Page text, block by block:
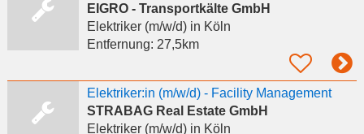
EIGRO - Transportkälte GmbH
Elektriker (m/w/d)in Köln
Entfernung: 27,5km
Elektriker:in (m/w/d) - Facility Management
STRABAG Real Estate GmbH
Elektriker (m/w/d)in Köln